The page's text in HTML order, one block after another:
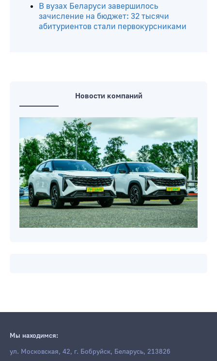
В вузах Беларуси завершилось
зачисление на бюджет: 32 тысячи
абитуриентов стали первокурсниками
Новости компаний
Мы находимся:
ул. Московская, 42, г. Бобруйск, Беларусь, 213826